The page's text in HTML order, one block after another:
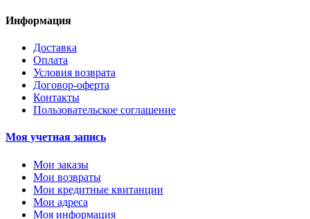
Информация
Доставка
Оплата
Условия возврата
Договор-оферта
Контакты
Пользовательское соглашение
Моя учетная запись
Мои заказы
Мои возвраты
Мои кредитные квитанции
Мои адреса
Моя информация